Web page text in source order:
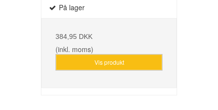
På lager
384,95 DKK
(inkl. moms)
Vis produkt